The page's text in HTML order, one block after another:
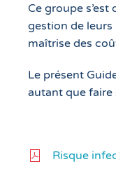
Ce groupe
gestion de
maîtrise des
Le présent
autant que faire
Risque